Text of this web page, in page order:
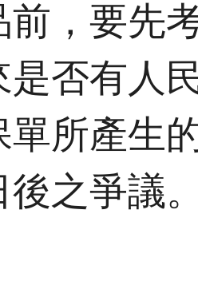
前，要先
是否有人
單所產生
後之爭議